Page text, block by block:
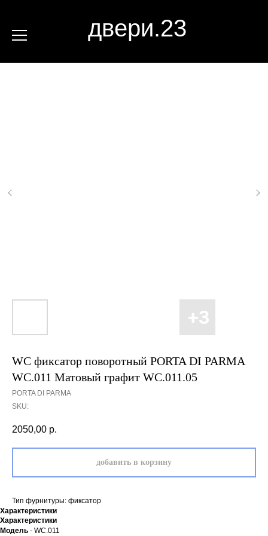
двери.23
WC фиксатор поворотный PORTA DI PARMA
WC.011 Матовый графит WC.011.05
PORTA DI PARMA
SKU:
2050,00 р.
добавить в корзину
Тип фурнитуры: фиксатор
Характеристики
Характеристики
Модель - WC.011